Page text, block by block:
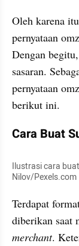
Oleh karena
pernyataan
Dengan
sasaran.
pernyataan
berikut ini.
Cara Buat
Ilustrasi cara
Nilov/Pexels.com
Terdapat
merchant.